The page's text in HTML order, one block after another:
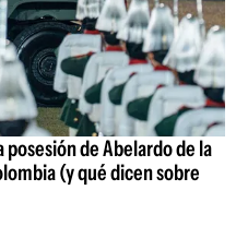
de Abelardo de la
(y qué dicen sobre